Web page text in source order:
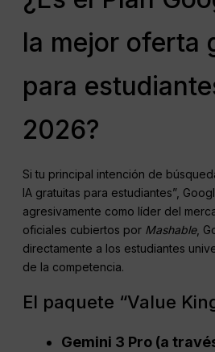
la mejor oferta
para
2026?
Si tu principal intención de
IA gratuitas para estudiantes”,
agresivamente como líder del
oficiales cubiertos por Mashable,
directamente a los estudiantes
de la competencia.
El paquete “Value
Gemini 3 Pro (a